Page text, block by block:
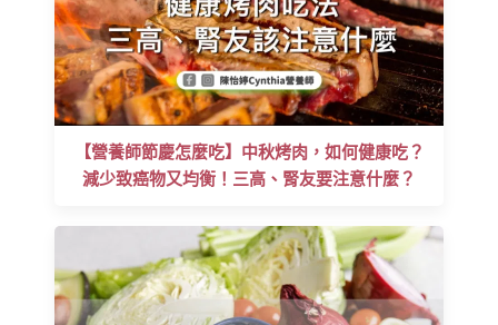
【營養師節慶怎麼吃】中秋烤肉，如何健康吃？
減少致癌物又均衡！三高、腎友要注意什麼？